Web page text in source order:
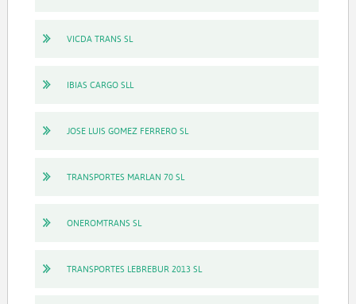
VICDA TRANS SL
IBIAS CARGO SLL
JOSE LUIS GOMEZ FERRERO SL
TRANSPORTES MARLAN 70 SL
ONEROMTRANS SL
TRANSPORTES LEBREBUR 2013 SL